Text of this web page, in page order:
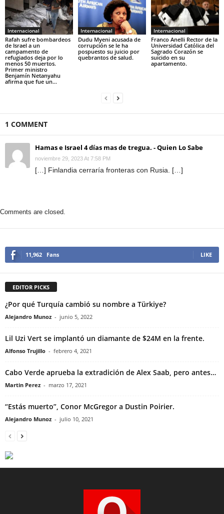
Internacional
Rafah sufre bombardeos
de Israel a un
campamento de
refugiados deja por lo
menos 50 muertos.
Primer ministro
Benjamín Netanyahu
afirma que fue un...
Internacional
Dudu Myeni acusada de
corrupción se le ha
pospuesto su juicio por
quebrantos de salud.
Internacional
Franco Anelli Rector de la
Universidad Católica del
Sagrado Corazón se
suicido en su
apartamento.
1 COMMENT
Hamas e Israel 4 días mas de tregua. - Quien Lo Sabe
noviembre 29, 2023 At 7:58 PM
[…] Finlandia cerraría fronteras con Rusia. […]
Comments are closed.
11,962 Fans LIKE
EDITOR PICKS
¿Por qué Turquía cambió su nombre a Türkiye?
Alejandro Munoz - junio 5, 2022
Lil Uzi Vert se implantó un diamante de $24M en la frente.
Alfonso Trujillo - febrero 4, 2021
Cabo Verde aprueba la extradición de Alex Saab, pero antes…
Martin Perez - marzo 17, 2021
“Estás muerto”, Conor McGregor a Dustin Poirier.
Alejandro Munoz - julio 10, 2021